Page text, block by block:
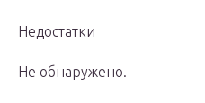
Недостатки
Не обнаружено.